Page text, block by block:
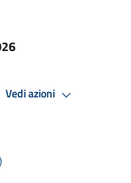
Vedi azioni